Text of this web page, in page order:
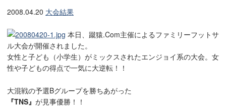
2008.04.20 大会結果
本日、蹴猿.Com主催によるファミリーフットサ
ル大会が開催されました。
女性と子ども（小学生）がミックスされたエンジョイ系の大会。女
性や子どもの得点で一気に大逆転！！
大混戦の予選Bグループを勝ちあがった
『TNS』 が見事優勝！！